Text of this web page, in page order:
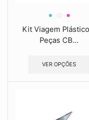
Kit Viagem
Peças CB...
VER OPÇÕES